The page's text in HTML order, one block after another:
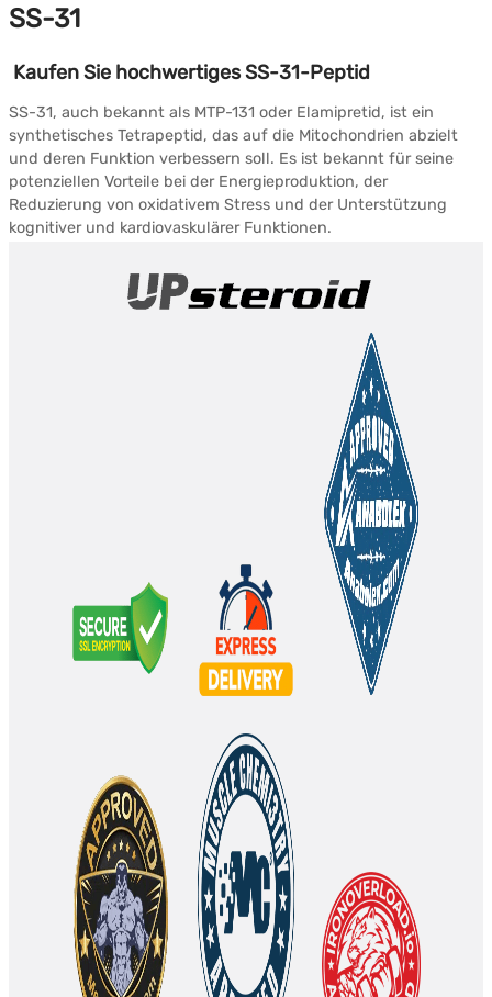
SS-31
Kaufen Sie hochwertiges SS-31-Peptid
SS-31, auch bekannt als MTP-131 oder Elamipretid, ist ein
synthetisches Tetrapeptid, das auf die Mitochondrien abzielt
und deren Funktion verbessern soll. Es ist bekannt für seine
potenziellen Vorteile bei der Energieproduktion, der
Reduzierung von oxidativem Stress und der Unterstützung
kognitiver und kardiovaskulärer Funktionen.